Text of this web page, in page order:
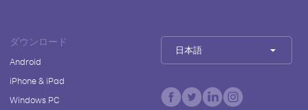
ダウンロード
Android
iPhone & iPad
Windows PC
日本語